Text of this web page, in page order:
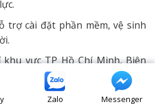
trợ cài đặt phần mềm, vệ sinh
vực TP Hồ Chí Minh, Biên
Tĩnh (Trong bán kính 20km)
chuẩn hàng đầu
Zalo Messenger